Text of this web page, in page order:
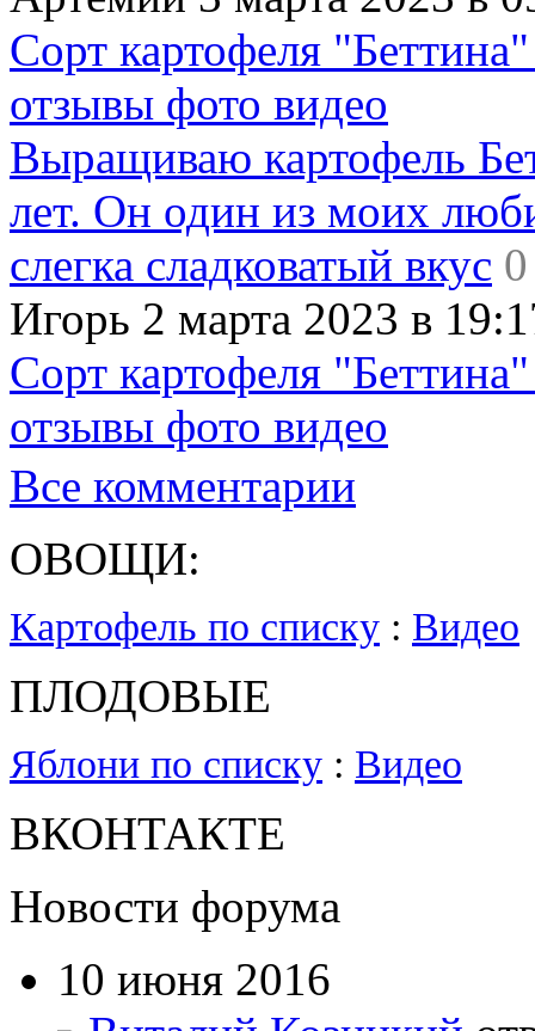
Сорт картофеля
отзывы фото видео
Выращиваю картофель
лет. Он один из моих
слегка сладковатый вкус 0
Игорь 2 марта 2023 в
Сорт картофеля
отзывы фото видео
Все комментарии
ОВОЩИ:
Картофель по списку : Видео
ПЛОДОВЫЕ
Яблони по списку : Видео
ВКОНТАКТЕ
Новости форума
10 июня 2016